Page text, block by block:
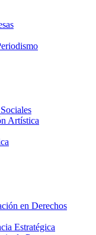
Artística
en Derechos
Estratégica